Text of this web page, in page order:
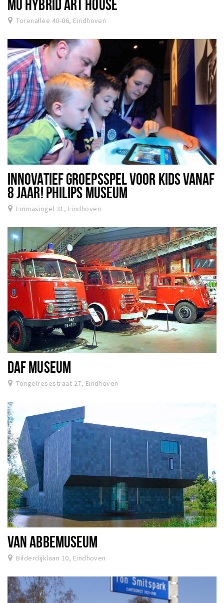
MU HYBRID ART HOUSE
Torenallee 40-06, Eindhoven
INNOVATIEF GROEPSSPEL VOOR KIDS VANAF
8 JAAR! PHILIPS MUSEUM
Emmasingel 31, Eindhoven
DAF MUSEUM
Tongelresestraat 27, Eindhoven
VAN ABBEMUSEUM
Bilderdijklaan 10, Eindhoven